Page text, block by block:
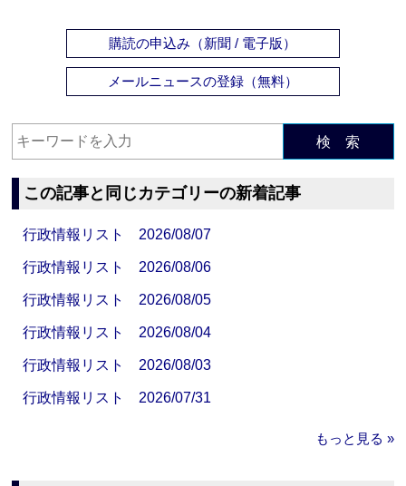
購読の申込み（新聞 / 電子版）
メールニュースの登録（無料）
検 索
この記事と同じカテゴリーの新着記事
行政情報リスト 2026/08/07
行政情報リスト 2026/08/06
行政情報リスト 2026/08/05
行政情報リスト 2026/08/04
行政情報リスト 2026/08/03
行政情報リスト 2026/07/31
もっと見る »